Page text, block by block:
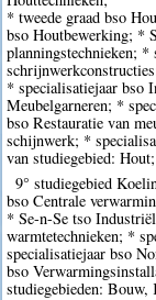
* tweede graad bso
bso Houtbewerking; *
planningstechnieken;
* specialisatiejaar bso
Meubelgarneren; *
bso Restauratie van
schijnwerk; *
van studiegebied: Hout;
9° studiegebied
bso Centrale
* Se-n-Se tso
warmtetechnieken; *
specialisatiejaar bso
bso
studiegebieden: